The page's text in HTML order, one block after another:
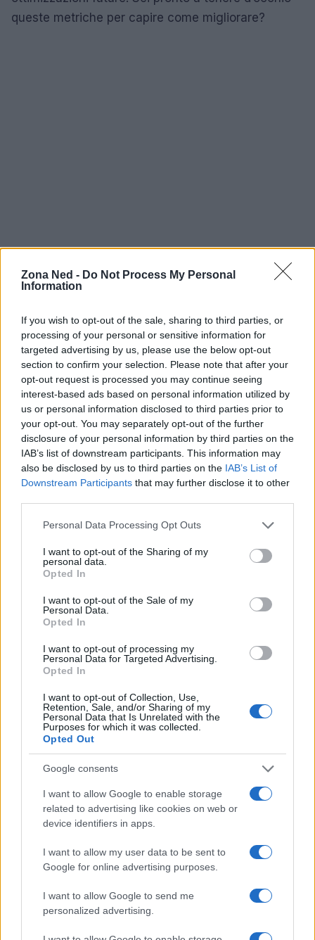
Zona Ned - Do Not Process My Personal
Information
If you wish to opt-out of the sale, sharing to third parties, or
processing of your personal or sensitive information for
targeted advertising by us, please use the below opt-out
section to confirm your selection. Please note that after your
opt-out request is processed you may continue seeing
interest-based ads based on personal information utilized by
us or personal information disclosed to third parties prior to
your opt-out. You may separately opt-out of the further
disclosure of your personal information by third parties on the
IAB’s list of downstream participants. This information may
also be disclosed by us to third parties on the IAB’s List of
Downstream Participants that may further disclose it to other
Please note that this website/app uses one or more Google
not limited to your visit or usage behaviour. You may click to
grant or deny consent to Google and its third-party tags to
use your data for below specified purposes in below Google
consent section.
Personal Data Processing Opt Outs
I want to opt-out of the Sharing of my
personal data.
Opted In
I want to opt-out of the Sale of my
Personal Data.
Opted In
I want to opt-out of processing my
Personal Data for Targeted Advertising.
Opted In
I want to opt-out of Collection, Use,
Retention, Sale, and/or Sharing of my
Personal Data that Is Unrelated with the
Purposes for which it was collected.
Opted Out
Google consents
I want to allow Google to enable storage
related to advertising like cookies on web or
device identifiers in apps.
I want to allow my user data to be sent to
Google for online advertising purposes.
I want to allow Google to send me
personalized advertising.
queste metriche per capire come migliorare?
In conclusione, la nuova espansione di
avventura per i giocatori, ma anche un caso
studio interessanteper il marketing nel settore
dei videogiochi. Con il giusto approccio analitico e
creativo, questa collaborazione conMarvel
potrebbe segnare un punto di svolta significativo
nel modo in cui i giochi vengono commercializzati
e percepiti dai consumatori. Non vedo l’ora di
vedere come si evolverà questa storia!
AUTORE
Continua a leggere